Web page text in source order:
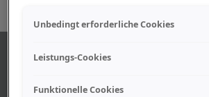
Unbedingt erforderliche Cookies
Leistungs-Cookies
Funktionelle Cookies